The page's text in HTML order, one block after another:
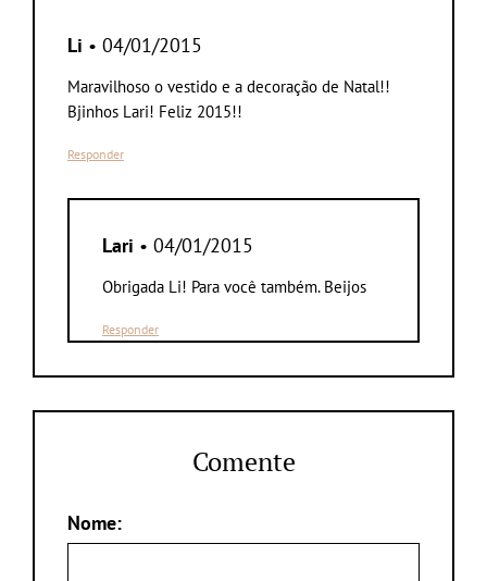
Li • 04/01/2015
Maravilhoso o vestido e a decoração de Natal!!
Bjinhos Lari! Feliz 2015!!
Responder
Lari • 04/01/2015
Obrigada Li! Para você também. Beijos
Responder
Comente
Nome: